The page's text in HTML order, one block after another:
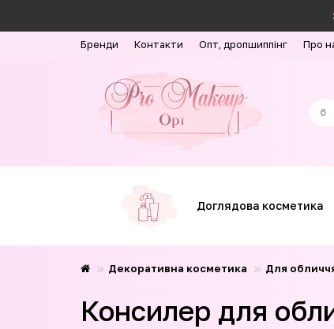
Бренди Контакти Опт, дропшиппінг Про
Доглядова косметика
Декоративна косметика Для
Консилер для